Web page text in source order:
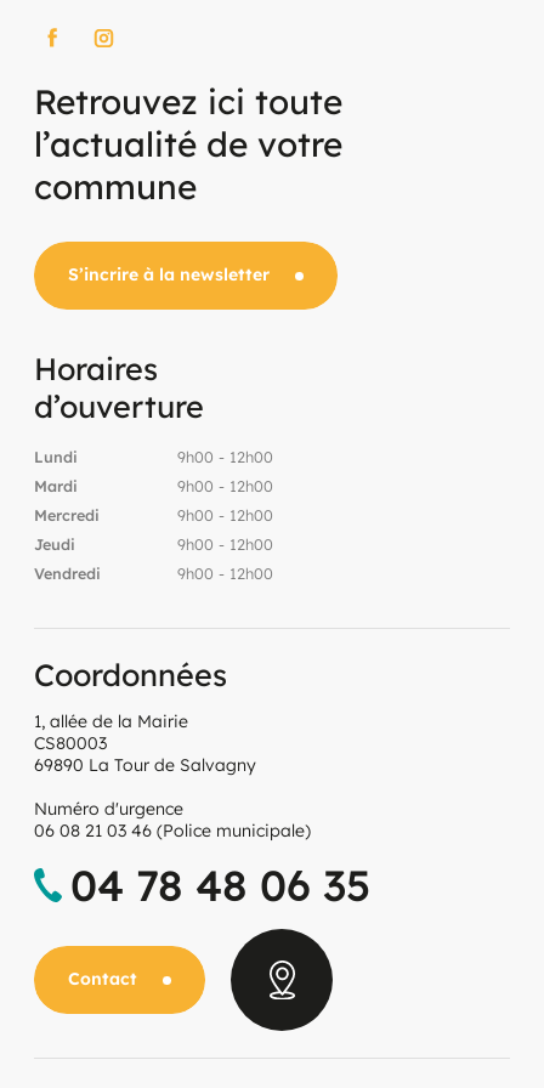
Retrouvez ici toute
l’actualité de votre
commune
S’incrire à la newsletter
Horaires
d’ouverture
Lundi
9h00 - 12h00
Mardi
9h00 - 12h00
Mercredi
9h00 - 12h00
Jeudi
9h00 - 12h00
Vendredi
9h00 - 12h00
Coordonnées
1, allée de la Mairie
CS80003
69890 La Tour de Salvagny
Numéro d'urgence
06 08 21 03 46 (Police municipale)
04 78 48 06 35
Contact